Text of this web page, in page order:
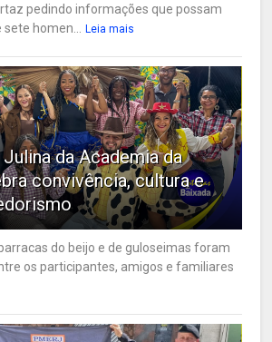
pedindo informações que possam
homen...
Leia mais
da Academia da
convivência, cultura e
do beijo e de guloseimas foram
os participantes, amigos e familiares